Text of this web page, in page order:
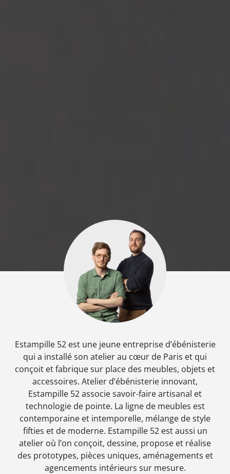
Estampille 52 est une jeune entreprise d’ébénisterie
qui a installé son atelier au cœur de Paris et qui
conçoit et fabrique sur place des meubles, objets et
accessoires. Atelier d’ébénisterie innovant,
Estampille 52 associe savoir-faire artisanal et
technologie de pointe. La ligne de meubles est
contemporaine et intemporelle, mélange de style
fifties et de moderne. Estampille 52 est aussi un
atelier où l’on conçoit, dessine, propose et réalise
des prototypes, pièces uniques, aménagements et
agencements intérieurs sur mesure.